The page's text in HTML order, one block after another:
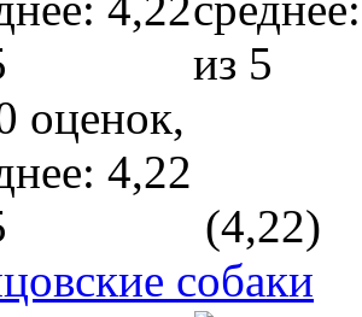
(4,22)
собаки